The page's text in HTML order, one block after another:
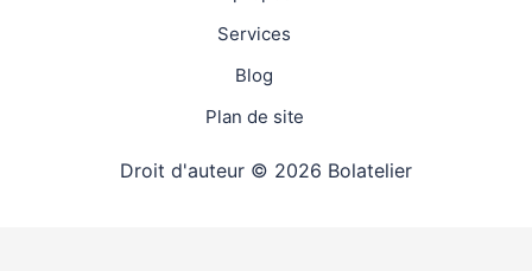
Services
Blog
Plan de site
Droit d'auteur © 2026 Bolatelier